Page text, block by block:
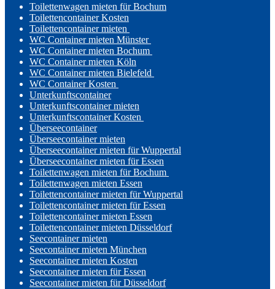
Toilettenwagen mieten für Bochum
Toilettencontainer Kosten
Toilettencontainer mieten
WC Container mieten Münster
WC Container mieten Bochum
WC Container mieten Köln
WC Container mieten Bielefeld
WC Container Kosten
Unterkunftscontainer
Unterkunftscontainer mieten
Unterkunftscontainer Kosten
Überseecontainer
Überseecontainer mieten
Überseecontainer mieten für Wuppertal
Überseecontainer mieten für Essen
Toilettenwagen mieten für Bochum
Toilettenwagen mieten Essen
Toilettencontainer mieten für Wuppertal
Toilettencontainer mieten für Essen
Toilettencontainer mieten Essen
Toilettencontainer mieten Düsseldorf
Seecontainer mieten
Seecontainer mieten München
Seecontainer mieten Kosten
Seecontainer mieten für Essen
Seecontainer mieten für Düsseldorf